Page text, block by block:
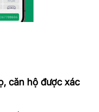
căn hộ được xác